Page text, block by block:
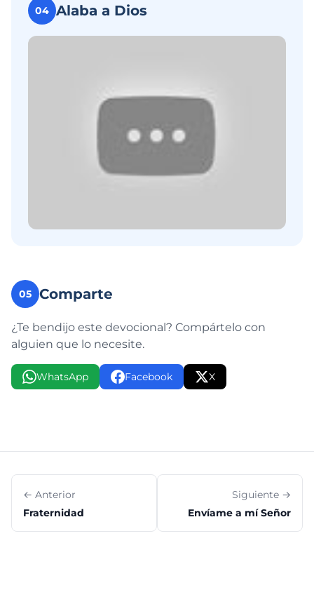
04 Alaba a Dios
05 Comparte
¿Te bendijo este devocional? Compártelo con
alguien que lo necesite.
WhatsApp Facebook X
← Anterior
Fraternidad
Siguiente →
Envíame a mí Señor